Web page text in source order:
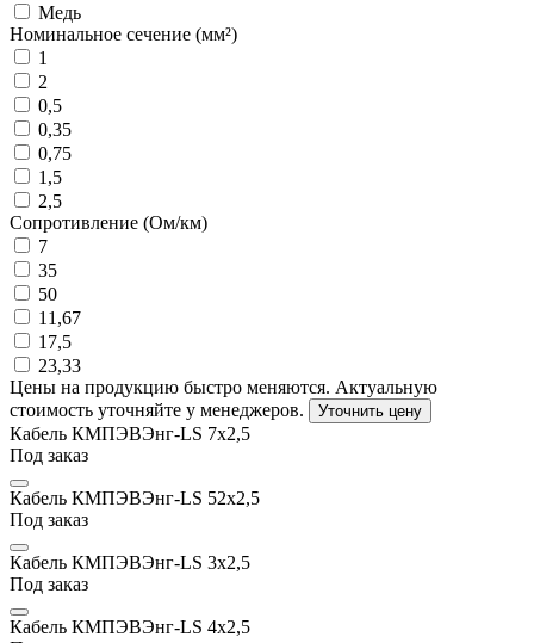
Медь
Номинальное сечение (мм²)
1
2
0,5
0,35
0,75
1,5
2,5
Сопротивление (Ом/км)
7
35
50
11,67
17,5
23,33
Цены на продукцию быстро меняются. Актуальную
стоимость уточняйте у менеджеров.
Уточнить цену
Кабель КМПЭВЭнг-LS 7х2,5
Под заказ
Кабель КМПЭВЭнг-LS 52х2,5
Под заказ
Кабель КМПЭВЭнг-LS 3х2,5
Под заказ
Кабель КМПЭВЭнг-LS 4х2,5